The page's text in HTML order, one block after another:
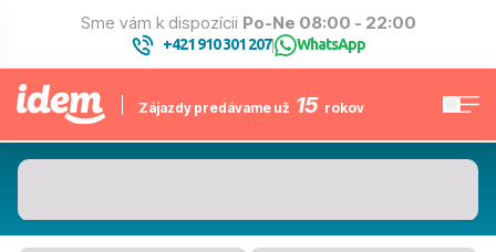
Sme vám k dispozícii Po-Ne 08:00 - 22:00
+421 910 301 207| WhatsApp
Zájazdy predávame už 15 rokov